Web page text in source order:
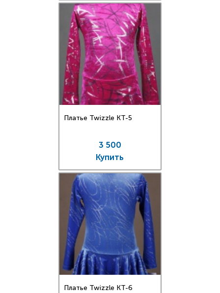
Платье Twizzle КT-5
3 500
Купить
Платье Twizzle КT-6